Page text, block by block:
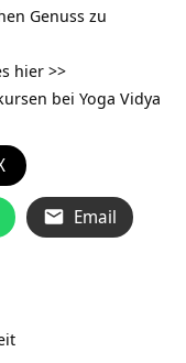
Genuss zu
hier >>
bei Yoga Vidya
Email